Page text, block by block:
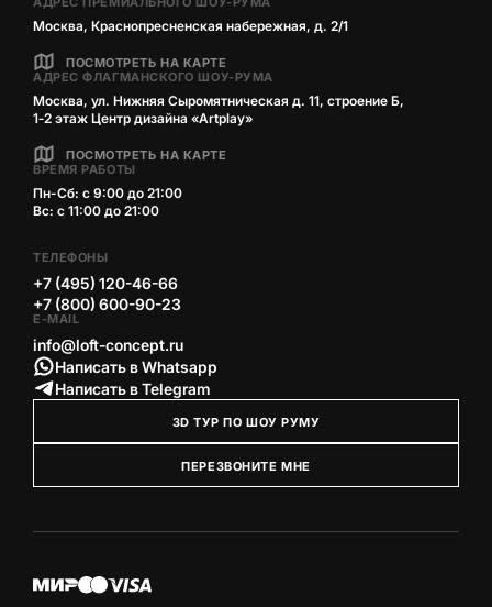
Москва, Краснопресненская набережная, д. 2/1
ПОСМОТРЕТЬ НА КАРТЕ
АДРЕС ФЛАГМАНСКОГО ШОУ-РУМА
Москва, ул. Нижняя Сыромятническая д. 11, строение Б,
1‑2 этаж Центр дизайна «Artplay»
ПОСМОТРЕТЬ НА КАРТЕ
ВРЕМЯ РАБОТЫ
Пн-Сб: с 9:00 до 21:00
Вс: с 11:00 до 21:00
ТЕЛЕФОНЫ
+7 (495) 120-46-66
+7 (800) 600-90-23
E-MAIL
info@loft-concept.ru
Написать в Whatsapp
Написать в Telegram
3D ТУР ПО ШОУ РУМУ
ПЕРЕЗВОНИТЕ МНЕ